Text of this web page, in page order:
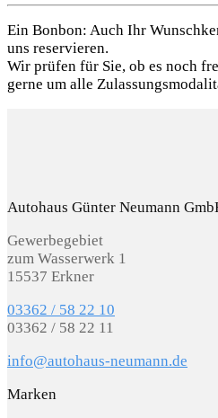
Ein Bonbon: Auch Ihr
uns reservieren.
Wir prüfen für Sie, ob es noch
gerne um alle
Autohaus Günter Neumann
Gewerbegebiet
zum Wasserwerk 1
15537 Erkner
03362 / 58 22 10
03362 / 58 22 11
info@autohaus-neumann.de
Marken